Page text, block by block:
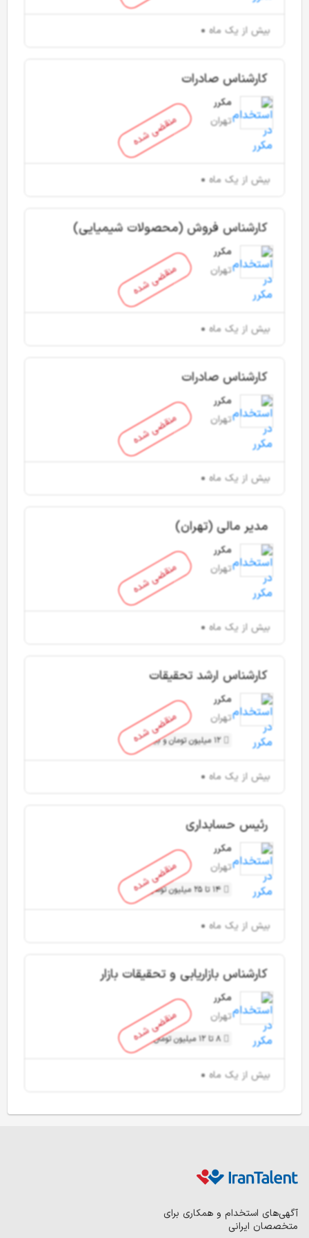
بیش از یک ماه
منقضی شده
کارشناس صادرات
مکرر
تهران
بیش از یک ماه
منقضی شده
کارشناس فروش (محصولات شیمیایی)
مکرر
تهران
بیش از یک ماه
منقضی شده
کارشناس صادرات
مکرر
تهران
بیش از یک ماه
منقضی شده
مدیر مالی (تهران)
مکرر
تهران
بیش از یک ماه
منقضی شده
کارشناس ارشد تحقیقات
مکرر
تهران
12 میلیون تومان و بیشتر
بیش از یک ماه
منقضی شده
رئیس حسابداری
مکرر
تهران
14 تا 25 میلیون تومان
بیش از یک ماه
منقضی شده
کارشناس بازاریابی و تحقیقات بازار
مکرر
تهران
8 تا 12 میلیون تومان
بیش از یک ماه
آگهی‌های استخدام و همکاری برای
متخصصان ایرانی